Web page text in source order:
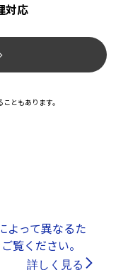
対応
ともあります。
よって異なるた
覧ください。
詳しく見る